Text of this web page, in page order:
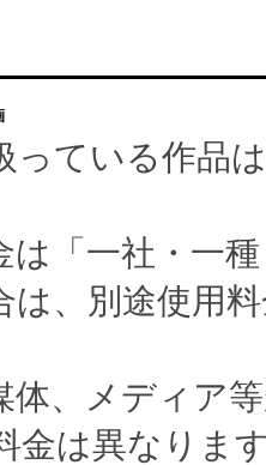
っている作品
は「一社・一
は、別途使用
体、メディア
金は異なりま